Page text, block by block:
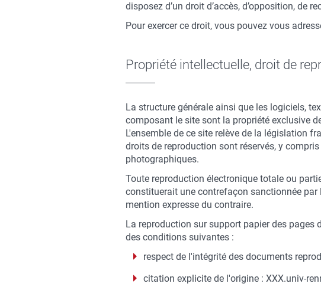
disposez d’un droit d’accès, d’opposition, de
Pour exercer ce droit, vous pouvez vous
Propriété intellectuelle, droit de
La structure générale ainsi que les logiciels,
composant le site sont la propriété exclusive
L'ensemble de ce site relève de la législation
droits de reproduction sont réservés, y
photographiques.
Toute reproduction électronique totale ou
constituerait une contrefaçon sanctionnée par
mention expresse du contraire.
La reproduction sur support papier des pages
des conditions suivantes :
respect de l'intégrité des documents
citation explicite de l'origine : XXX.univ-